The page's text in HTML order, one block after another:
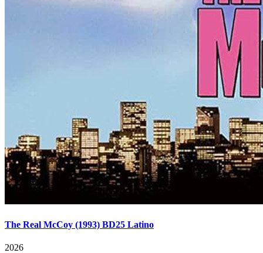
The Real McCoy (1993) BD25 Latino
2026